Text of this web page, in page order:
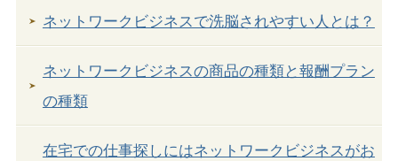
ネットワークビジネスで洗脳されやすい人とは？
ネットワークビジネスの商品の種類と報酬プラン
の種類
在宅での仕事探しにはネットワークビジネスがお